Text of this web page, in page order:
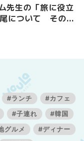
先生の「旅に役立
について その
#ランチ
#カフェ
#子連れ
#韓国
グルメ
#ディナー